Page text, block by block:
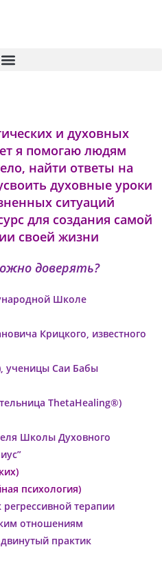
и духовных
я помогаю людям
найти ответы на
духовные уроки
ситуаций
для создания самой
своей жизни
доверять?
Школе
Крицкого, известного
ученицы Саи Бабы
ThetaHealing®)
Школы Духовного
психология)
терапии
отношениям
практик